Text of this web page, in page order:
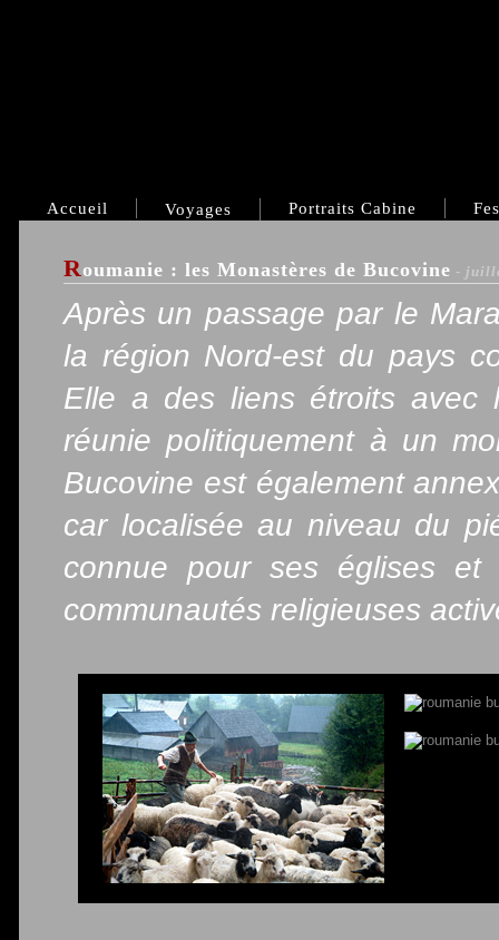
Accueil Voyages Portraits Cabine
Roumanie : les Monastères de Bucovine -
Après un passage par le
la région Nord-est du pays
Elle a des liens étroits avec
réunie politiquement à un
Bucovine est également
car localisée au niveau du
connue pour ses églises et
communautés religieuses